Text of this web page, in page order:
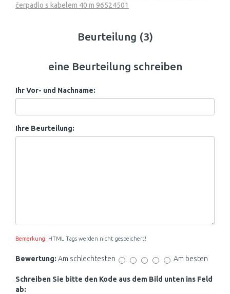
čerpadlo s kabelem 40 m 96524501
Beurteilung (3)
eine Beurteilung schreiben
Ihr Vor- und Nachname:
Ihre Beurteilung:
Bemerkung: HTML Tags werden nicht gespeichert!
Bewertung: Am schlechtesten Am besten
Schreiben Sie bitte den Kode aus dem Bild unten ins Feld
ab: